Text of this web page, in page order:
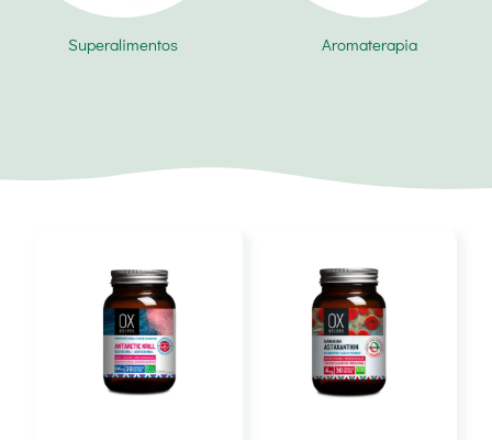
Superalimentos Aromaterapia